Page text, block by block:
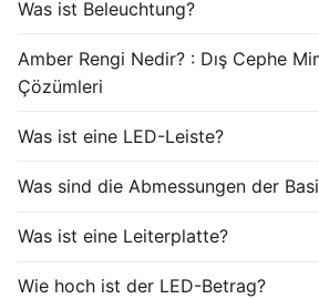
Was ist Beleuchtung?
Amber Rengi Nedir? : Dış Cephe
Çözümleri
Was ist eine LED-Leiste?
Was sind die Abmessungen der
Was ist eine Leiterplatte?
Wie hoch ist der LED-Betrag?